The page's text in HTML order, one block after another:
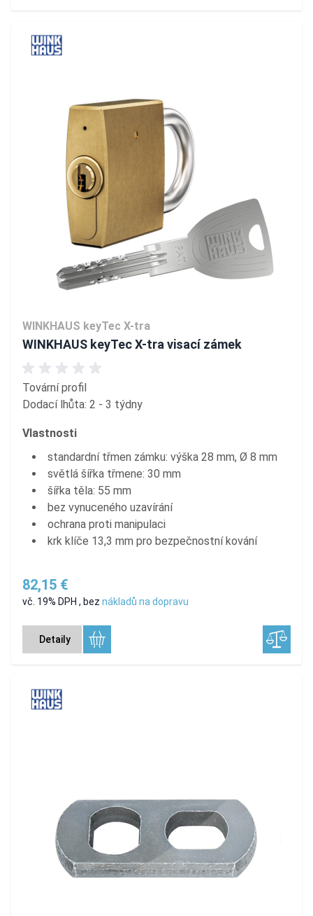
WINKHAUS keyTec X-tra
WINKHAUS keyTec X-tra visací zámek
Tovární profil
Dodací lhůta: 2 - 3 týdny
Vlastnosti
standardní třmen zámku: výška 28 mm, Ø 8 mm
světlá šířka třmene: 30 mm
šířka těla: 55 mm
bez vynuceného uzavírání
ochrana proti manipulaci
krk klíče 13,3 mm pro bezpečnostní kování
82,15 €
vč. 19% DPH , bez nákladů na dopravu
Detaily